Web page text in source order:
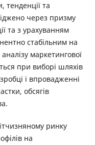
тенденції та
через призму
та з урахуванням
стабільним на
маркетингової
при виборі шляхів
і впровадженні
обсягів
ринку
на